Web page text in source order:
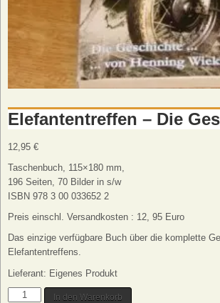
Elefantentreffen – Die
12,95 €
Taschenbuch, 115×180 mm,
196 Seiten, 70 Bilder in s/w
ISBN 978 3 00 033652 2
Preis einschl. Versandkosten : 12, 95 Euro
Das einzige verfügbare Buch über die komplette
Elefantentreffens.
Lieferant: Eigenes Produkt
ElefantentreffenIn den Warenkorb